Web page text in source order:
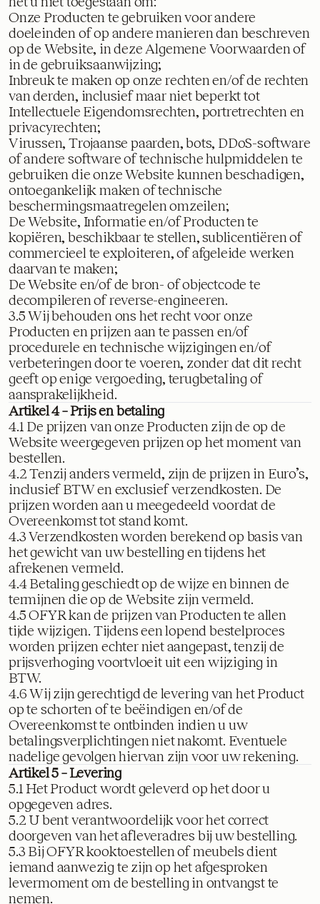
Onze Producten te gebruiken voor andere
doeleinden of op andere manieren dan beschreven
op de Website, in deze Algemene Voorwaarden of
in de gebruiksaanwijzing;
Inbreuk te maken op onze rechten en/of de rechten
van derden, inclusief maar niet beperkt tot
Intellectuele Eigendomsrechten, portretrechten en
privacyrechten;
Virussen, Trojaanse paarden, bots, DDoS-software
of andere software of technische hulpmiddelen te
gebruiken die onze Website kunnen beschadigen,
ontoegankelijk maken of technische
beschermingsmaatregelen omzeilen;
De Website, Informatie en/of Producten te
kopiëren, beschikbaar te stellen, sublicentiëren of
commercieel te exploiteren, of afgeleide werken
daarvan te maken;
De Website en/of de bron- of objectcode te
decompileren of reverse-engineeren.
3.5 Wij behouden ons het recht voor onze
Producten en prijzen aan te passen en/of
procedurele en technische wijzigingen en/of
verbeteringen door te voeren, zonder dat dit recht
geeft op enige vergoeding, terugbetaling of
aansprakelijkheid.
Artikel 4 – Prijs en betaling
4.1 De prijzen van onze Producten zijn de op de
Website weergegeven prijzen op het moment van
bestellen.
4.2 Tenzij anders vermeld, zijn de prijzen in Euro’s,
inclusief BTW en exclusief verzendkosten. De
prijzen worden aan u meegedeeld voordat de
Overeenkomst tot stand komt.
4.3 Verzendkosten worden berekend op basis van
het gewicht van uw bestelling en tijdens het
afrekenen vermeld.
4.4 Betaling geschiedt op de wijze en binnen de
termijnen die op de Website zijn vermeld.
4.5 OFYR kan de prijzen van Producten te allen
tijde wijzigen. Tijdens een lopend bestelproces
worden prijzen echter niet aangepast, tenzij de
prijsverhoging voortvloeit uit een wijziging in
BTW.
4.6 Wij zijn gerechtigd de levering van het Product
op te schorten of te beëindigen en/of de
Overeenkomst te ontbinden indien u uw
betalingsverplichtingen niet nakomt. Eventuele
nadelige gevolgen hiervan zijn voor uw rekening.
Artikel 5 – Levering
5.1 Het Product wordt geleverd op het door u
opgegeven adres.
5.2 U bent verantwoordelijk voor het correct
doorgeven van het afleveradres bij uw bestelling.
5.3 Bij OFYR kooktoestellen of meubels dient
iemand aanwezig te zijn op het afgesproken
levermoment om de bestelling in ontvangst te
nemen.